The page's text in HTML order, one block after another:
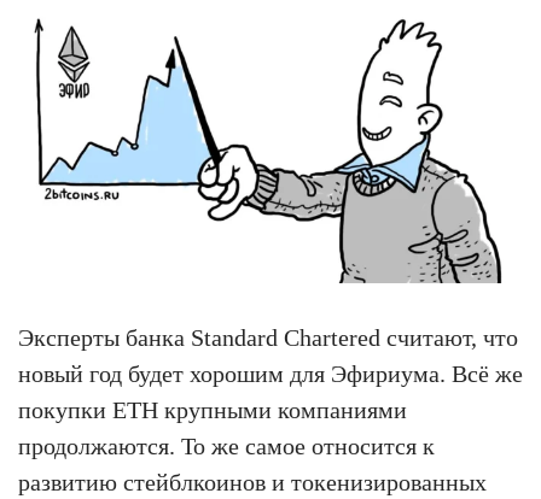
Эксперты банка Standard Chartered считают, что
новый год будет хорошим для Эфириума. Всё же
покупки ETH крупными компаниями
продолжаются. То же самое относится к
развитию стейблкоинов и токенизированных